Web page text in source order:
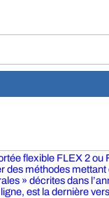
flexible FLEX 2 ou
des méthodes
» décrites dans
est la dernière